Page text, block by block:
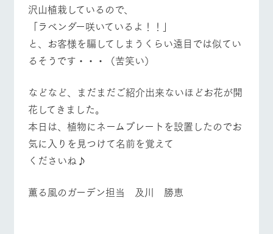
沢山植栽しているので、
「ラベンダー咲いているよ！！」
と、お客様を騙してしまうくらい遠目では似てい
るそうです・・・（苦笑い）
などなど、まだまだご紹介出来ないほどお花が開
花してきました。
本日は、植物にネームプレートを設置したのでお
気に入りを見つけて名前を覚えて
くださいね♪
薫る風のガーデン担当 及川 勝恵